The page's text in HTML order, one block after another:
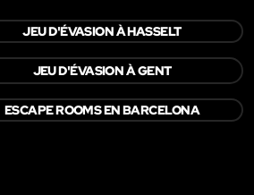
JEU D'ÉVASION À HASSELT
JEU D'ÉVASION À GENT
ESCAPE ROOMS EN BARCELONA